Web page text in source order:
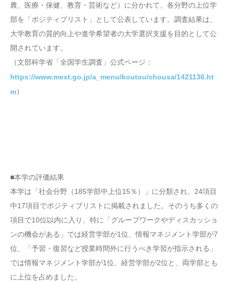
農、医療・保健、教育・芸術など）に分かれて、各分野の上位学
部を「ポジティブリスト」として公表しています。調査結果は、
大学教育の質的向上や進学希望者の大学選択支援を目的として公
開されています。
（文部科学省「全国学生調査」公式ページ：
https://www.mext.go.jp/a_menu/koutou/chousa/1421136.ht
m）
■本学の評価結果
本学は「社会分野（185学部中上位15％）」に分類され、24項目
中17項目でポジティブリストに掲載されました。そのうち多くの
項目で10位以内に入り、特に「グループワークやディスカッショ
ンの機会がある」では経営学部が1位、情報マネジメント学部が7
位、「予習・復習など授業時間外に行うべき学習が指示される」
では情報マネジメント学部が1位、経営学部が2位と、両学部とも
に上位を占めました。